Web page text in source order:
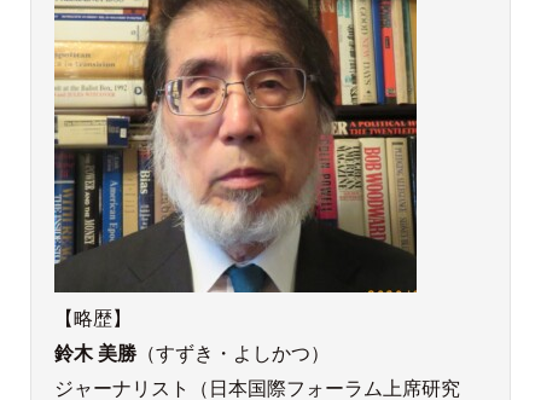
【略歴】
鈴木 美勝（すずき・よしかつ）
ジャーナリスト（日本国際フォーラム上席研究